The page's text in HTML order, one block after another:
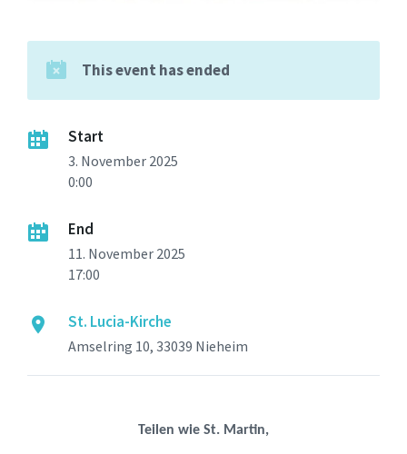
This event has ended
Start
3. November 2025
0:00
End
11. November 2025
17:00
St. Lucia-Kirche
Amselring 10, 33039 Nieheim
Teilen wie St. Martin,